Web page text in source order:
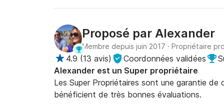
Ibiza, l'un des meilleurs terrains de croisière
LE SKIPPER
Le skipper naviguera et dirigera votre
vers tous les joyaux cachés le long de la
ensuite, de vous assurer la meilleure
Proposé par Alexander
Membre depuis juin 2017 · Propriétaire
4.9 (13 avis) Coordonnées validées
Alexander est un Super propriétaire
Les Super Propriétaires sont une garantie
bénéficient de très bonnes évaluations.